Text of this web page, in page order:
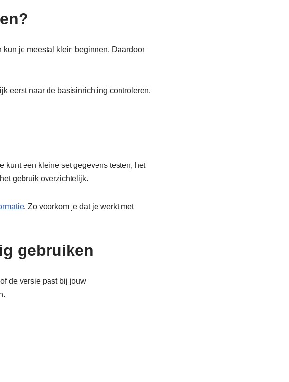
je meestal klein beginnen. Daardoor
eerst naar de basisinrichting controleren.
kunt een kleine set gegevens testen, het
gebruik overzichtelijk.
. Zo voorkom je dat je werkt met
gebruiken
de versie past bij jouw